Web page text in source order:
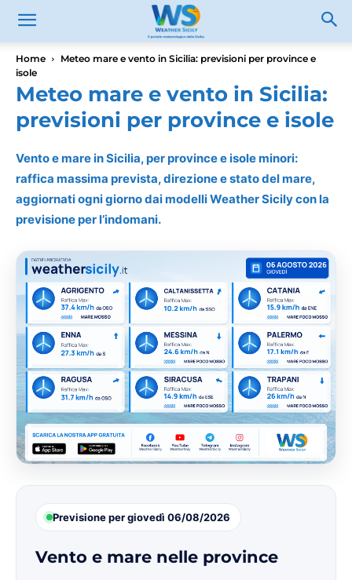
Home
Meteo mare e vento in Sicilia: previsioni per province e
isole
Meteo mare e vento in Sicilia:
previsioni per province e isole
Vento e mare in Sicilia, per province e isole minori:
raffica massima prevista, direzione e stato del mare,
aggiornati ogni giorno dai modelli Weather Sicily con la
previsione per l’indomani.
Previsione per giovedì 06/08/2026
Vento e mare nelle province